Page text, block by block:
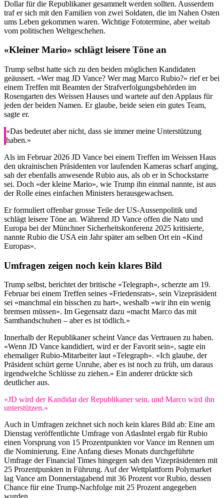
Dollar für die Republikaner gesammelt werden sollten. Ausserdem
traf er sich mit den Familien von zwei Soldaten, die im Nahen Osten
ums Leben gekommen waren. Wichtige Fototermine, aber weitab
vom politischen Weltgeschehen.
«Kleiner Mario» schlägt leisere Töne an
Trump selbst hatte sich zu den beiden möglichen Kandidaten
geäussert. «Wer mag JD Vance? Wer mag Marco Rubio?» rief er bei
einem Treffen mit Beamten der Strafverfolgungsbehörden im
Rosengarten des Weissen Hauses und wartete auf den Applaus für
jeden der beiden Namen. Er glaube, beide seien ein gutes Team,
sagte er.
«Das bedeutet aber nicht, dass sie immer meine Unterstützung
haben.»
Als im Februar 2026 JD Vance bei einem Treffen im Weissen Haus
den ukrainischen Präsidenten vor laufenden Kameras scharf anging,
sah der ebenfalls anwesende Rubio aus, als ob er in Schockstarre
sei. Doch «der kleine Mario», wie Trump ihn einmal nannte, ist aus
der Rolle eines einfachen Ministers herausgewachsen.
Er formuliert offenbar grosse Teile der US-Aussenpolitik und
schlägt leisere Töne an. Während JD Vance offen die Nato und
Europa bei der Münchner Sicherheitskonferenz 2025 kritisierte,
nannte Rubio die USA ein Jahr später am selben Ort ein «Kind
Europas».
Umfragen zeigen noch kein klares Bild
Trump selbst, berichtet der britische «Telegraph», scherzte am 19.
Februar bei einem Treffen seines «Friedensrats», sein Vizepräsident
sei «manchmal ein bisschen zu hart», weshalb «wir ihn ein wenig
bremsen müssen». Im Gegensatz dazu «macht Marco das mit
Samthandschuhen – aber es ist tödlich.»
Innerhalb der Republikaner scheint Vance das Vertrauen zu haben.
«Wenn JD Vance kandidiert, wird er der Favorit sein», sagte ein
ehemaliger Rubio-Mitarbeiter laut «Telegraph». «Ich glaube, der
Präsident schürt gerne Unruhe, aber es ist noch zu früh, um daraus
irgendwelche Schlüsse zu ziehen.» Ein anderer drückte sich
deutlicher aus.
«JD wird der Kandidat der Republikaner sein, und Marco wird ihn
unterstützen.»
Auch in Umfragen zeichnet sich noch kein klares Bild ab: Eine am
Dienstag veröffentlichte Umfrage von AtlasIntel ergab für Rubio
einen Vorsprung von 15 Prozentpunkten vor Vance im Rennen um
die Nominierung. Eine Anfang dieses Monats durchgeführte
Umfrage der Financial Times hingegen sah den Vizepräsidenten mit
25 Prozentpunkten in Führung. Auf der Wettplattform Polymarket
lag Vance am Donnerstagabend mit 36 Prozent vor Rubio, dessen
Chance für eine Trump-Nachfolge mit 25 Prozent angegeben